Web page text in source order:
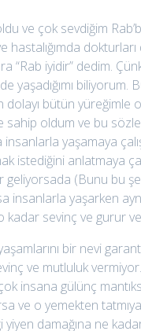
ve çok sevdiğim
iyidir” dedim.
yaşadığımı biliyorum.
dolayı bütün
sahip oldum ve bu
yaşamaya
istediğini anlatmaya
(Bunu bu
yaşarken aynı
kadar sevinç ve gurur
bir nevi
ve mutluluk
insana gülünç
ve o yemekten
damağına ne